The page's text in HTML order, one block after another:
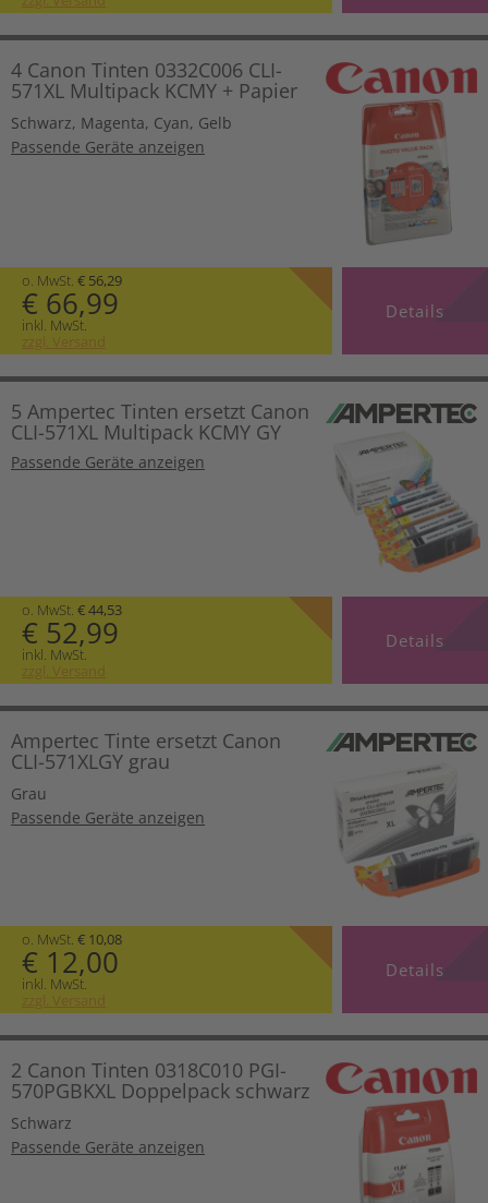
4 Canon Tinten 0332C006 CLI-
571XL Multipack KCMY + Papier
Schwarz, Magenta, Cyan, Gelb
Passende Geräte anzeigen
o. MwSt. € 56,29
€ 66,99
inkl. MwSt.
zzgl. Versand
Details
5 Ampertec Tinten ersetzt Canon
CLI-571XL Multipack KCMY GY
Passende Geräte anzeigen
o. MwSt. € 44,53
€ 52,99
inkl. MwSt.
zzgl. Versand
Details
Ampertec Tinte ersetzt Canon
CLI-571XLGY grau
Grau
Passende Geräte anzeigen
o. MwSt. € 10,08
€ 12,00
inkl. MwSt.
zzgl. Versand
Details
2 Canon Tinten 0318C010 PGI-
570PGBKXL Doppelpack schwarz
Schwarz
Passende Geräte anzeigen